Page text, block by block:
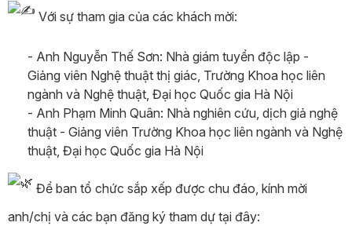
Với sự tham gia của các khách mời:
- Anh Nguyễn Thế Sơn: Nhà giám tuyển độc lập -
Giảng viên Nghệ thuật thị giác, Trường Khoa học liên
ngành và Nghệ thuật, Đại học Quốc gia Hà Nội
- Anh Phạm Minh Quân: Nhà nghiên cứu, dịch giả nghệ
thuật - Giảng viên Trường Khoa học liên ngành và Nghệ
thuật, Đại học Quốc gia Hà Nội
Để ban tổ chức sắp xếp được chu đáo, kính mời
anh/chị và các bạn đăng ký tham dự tại đây: